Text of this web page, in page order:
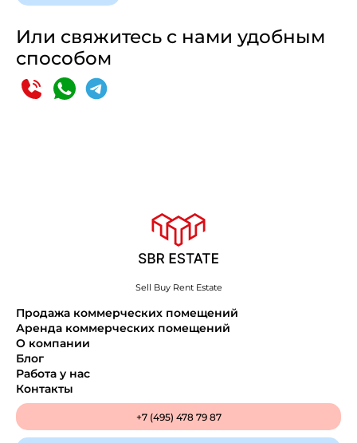
Или свяжитесь с нами удобным
способом
Sell Buy Rent Estate
Продажа коммерческих помещений
Аренда коммерческих помещений
О компании
Блог
Работа у нас
Контакты
+7 (495) 478 79 87